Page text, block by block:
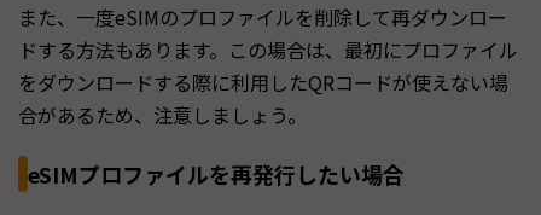
また、一度eSIMのプロファイルを削除して再ダウンロー
ドする方法もあります。この場合は、最初にプロファイル
をダウンロードする際に利用したQRコードが使えない場
合があるため、注意しましょう。
eSIMプロファイルを再発行したい場合